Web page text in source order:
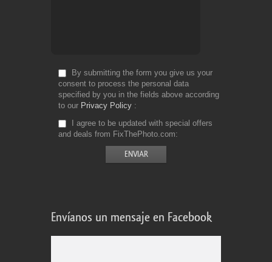
By submitting the form you give us your
consent to process the personal data
specified by you in the fields above according
to our Privacy Policy
I agree to be updated with special offers
and deals from FixThePhoto.com
Envíanos un mensaje en Facebook